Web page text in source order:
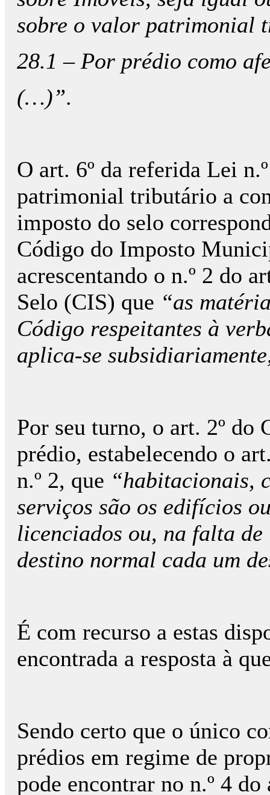
sobre o valor patrimonial
28.1 – Por prédio como
(…)”.
O art. 6º da referida Lei
patrimonial tributário a
imposto do selo
Código do Imposto
acrescentando o n.º 2 do
Selo (CIS) que “as
Código respeitantes à
aplica-se
Por seu turno, o art. 2º
prédio, estabelecendo o
n.º 2, que “habitacionais,
serviços são os edifícios
licenciados ou, na falta
destino normal cada um
É com recurso a estas
encontrada a resposta à
Sendo certo que o único
prédios em regime de
pode encontrar no n.º 4